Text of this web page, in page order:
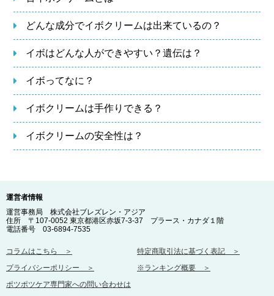
どんな成分でイボクリームは出来ているの？
イボはどんな人ができやすい？遺伝は？
イボってなに？
イボクリームは手作りできる？
イボクリームの安全性は？
運営者情報
運営事務局 株式会社ブレズレン・アジア
住所 〒107-0052 東京都港区赤坂7-3-37 プラース・カナダ１階
電話番号 03-6894-7535
コラムはこちら ＞
特定商取引法に基づく表記 ＞
プライバシーポリシー ＞
※ランキング概要 ＞
ポツポツケア専門家への問い合わせは